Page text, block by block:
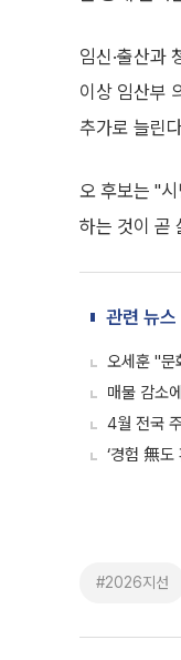
임신·출산과
이상 임산부
추가로 늘린
오 후보는 "
하는 것이 곧
관련 뉴스
오세훈 "문
매물 감소
4월 전국
‘경험 無도
#2026지선